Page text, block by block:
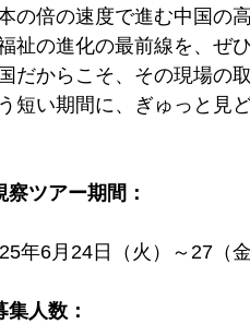
の倍の速度で進む中国の
祉の進化の最前線を、ぜ
だからこそ、その現場の
短い期間に、ぎゅっと見
察ツアー期間：
集人数：